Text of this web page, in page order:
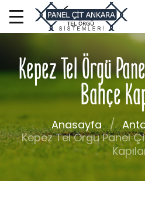
Kepez Tel Örgü
Bahçe
Anasayfa
Kepez Tel Örgü Panel